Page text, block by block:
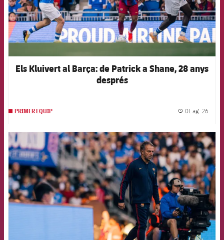
Els Kluivert al Barça: de Patrick a Shane, 28 anys
després
PRIMER EQUIP 01 ag. 26
FCB Barcelona badge